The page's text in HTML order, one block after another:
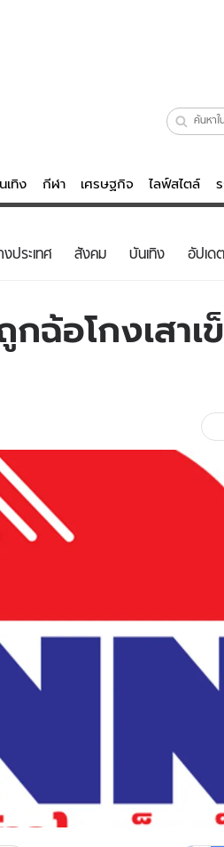
เทิง กีฬา เศรษฐกิจ ไลฟ์สไตล์
วง - ตรวจหวย
วยไทย
ไลฟ์ส
วัยรุ่น
สุขภาพ
เที่ยว-กิน
กัด
ประเทศ สังคม บันเทิง อัปเด
ฉ้อโกงเสาเ